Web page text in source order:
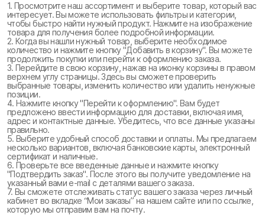
1. Просмотрите наш ассортимент и выберите товар, который вас
интересует. Вы можете использовать фильтры и категории,
чтобы быстро найти нужный продукт. Нажмите на изображение
товара для получения более подробной информации.
2. Когда вы нашли нужный товар, выберите необходимое
количество и нажмите кнопку "Добавить в корзину". Вы можете
продолжить покупки или перейти к оформлению заказа.
3. Перейдите в свою корзину, нажав на иконку корзины в правом
верхнем углу страницы. Здесь вы сможете проверить
выбранные товары, изменить количество или удалить ненужные
позиции.
4. Нажмите кнопку "Перейти к оформлению". Вам будет
предложено ввести информацию для доставки, включая имя,
адрес и контактные данные. Убедитесь, что все данные указаны
правильно.
5. Выберите удобный способ доставки и оплаты. Мы предлагаем
несколько вариантов, включая банковские карты, электронный
сертификат и наличные.
6. Проверьте все введенные данные и нажмите кнопку
"Подтвердить заказ". После этого вы получите уведомление на
указанный вами e-mail с деталями вашего заказа.
7. Вы сможете отслеживать статус вашего заказа через личный
кабинет во вкладке “Мои заказы” на нашем сайте или по ссылке,
которую мы отправим вам на почту.